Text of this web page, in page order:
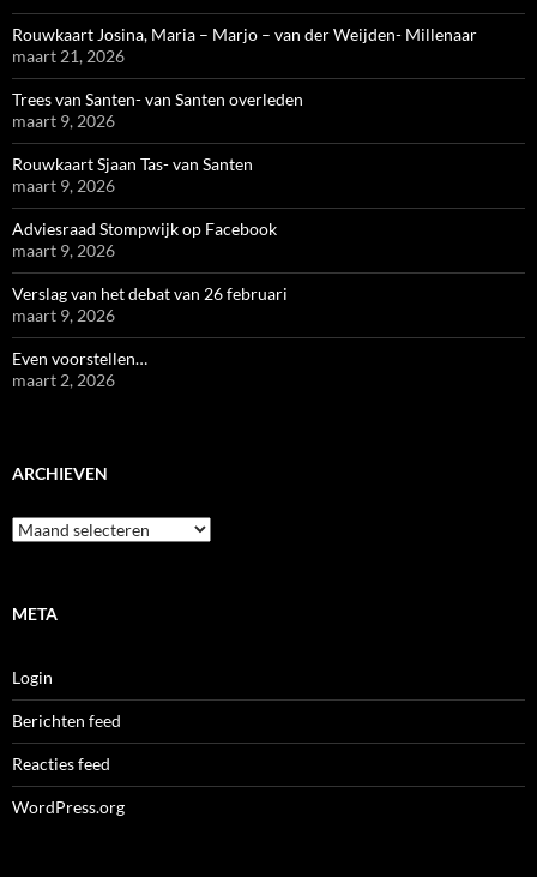
Rouwkaart Josina, Maria – Marjo – van der Weijden- Millenaar
maart 21, 2026
Trees van Santen- van Santen overleden
maart 9, 2026
Rouwkaart Sjaan Tas- van Santen
maart 9, 2026
Adviesraad Stompwijk op Facebook
maart 9, 2026
Verslag van het debat van 26 februari
maart 9, 2026
Even voorstellen…
maart 2, 2026
ARCHIEVEN
Archieven
META
Login
Berichten feed
Reacties feed
WordPress.org